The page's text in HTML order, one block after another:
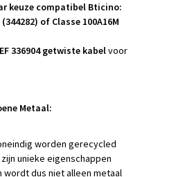
keuze compatibel Bticino:
(344282) of Classe 100A16M
336904 getwiste kabelvoor
Metaal:
worden gerecycled
unieke eigenschappen
wordt dus niet alleen metaal